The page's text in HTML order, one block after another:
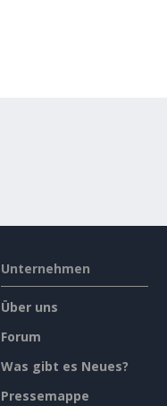
Unternehmen
Über uns
Forum
Was gibt es Neues?
Pressemappe